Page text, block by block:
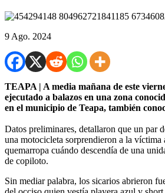
9 Ago. 2024
TEAPA | A media mañana de este
ejecutado a balazos en una zona
en el municipio de Teapa, también
Datos preliminares, detallaron que un par
una motocicleta sorprendieron a la víctima
quemarropa cuándo descendía de una
de copiloto.
Sin mediar palabra, los sicarios abrieron